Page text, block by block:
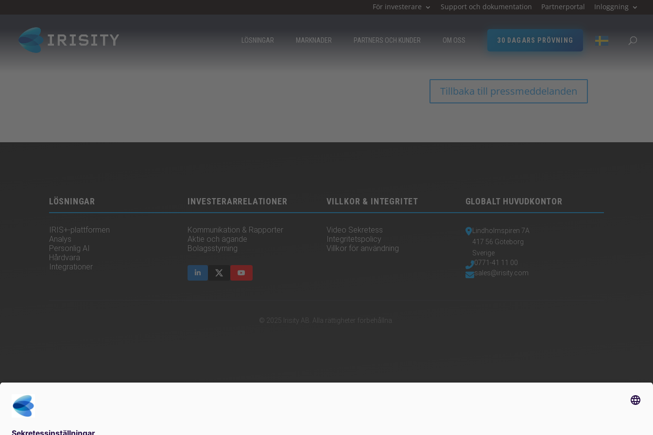
För investerare Support och dokumentation Partnerportal Inloggning
LÖSNINGAR MARKNADER PARTNERS OCH KUNDER OM OSS 30 DAGARS PRÖVNING
Tillbaka till pressmeddelanden
LÖSNINGAR
IRIS+-plattformen
Analys
Personlig AI
Hårdvara
Integrationer
INVESTERARRELATIONER
Kommunikation & Rapporter
Aktie och ägande
Bolagsstyrning
VILLKOR & INTEGRITET
Video Sekretess
Integritetspolicy
Villkor för användning
GLOBALT HUVUDKONTOR
Lindholmspiren 7A
417 56 Göteborg
Sverige
0771-41 11 00
sales@irisity.com
© 2025 Irisity AB. Alla rättigheter förbehållna.